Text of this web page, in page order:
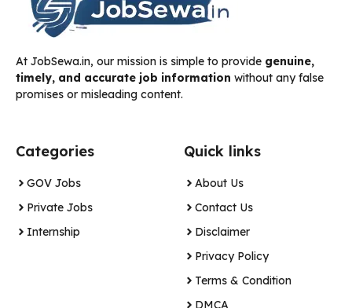
At JobSewa.in, our mission is simple to provide genuine,
timely, and accurate job information without any false
promises or misleading content.
Categories
GOV Jobs
Private Jobs
Internship
Quick links
About Us
Contact Us
Disclaimer
Privacy Policy
Terms & Condition
DMCA